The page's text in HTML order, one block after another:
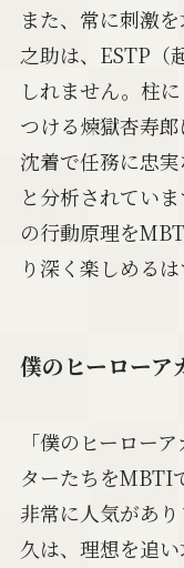
また、常に刺激
之助は、ESTP（
しれません。柱
つける煉獄杏寿
沈着で任務に忠実
と分析されてい
の行動原理を
り深く楽しめるは
僕のヒーロー
「僕のヒーロー
ターたちをMBTI
非常に人気があ
久は、理想を追